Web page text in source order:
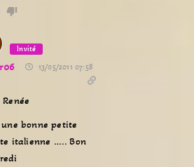
Invité
13/05/2011 07:58
une bonne petite
italienne ….. Bon